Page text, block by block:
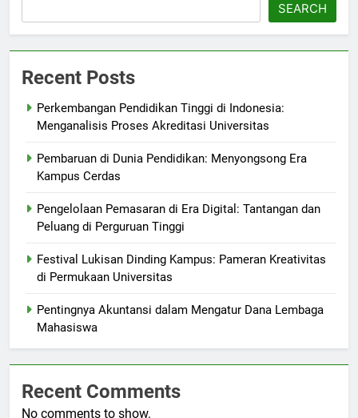
SEARCH
Recent Posts
Perkembangan Pendidikan Tinggi di Indonesia:
Menganalisis Proses Akreditasi Universitas
Pembaruan di Dunia Pendidikan: Menyongsong Era
Kampus Cerdas
Pengelolaan Pemasaran di Era Digital: Tantangan dan
Peluang di Perguruan Tinggi
Festival Lukisan Dinding Kampus: Pameran Kreativitas
di Permukaan Universitas
Pentingnya Akuntansi dalam Mengatur Dana Lembaga
Mahasiswa
Recent Comments
No comments to show.